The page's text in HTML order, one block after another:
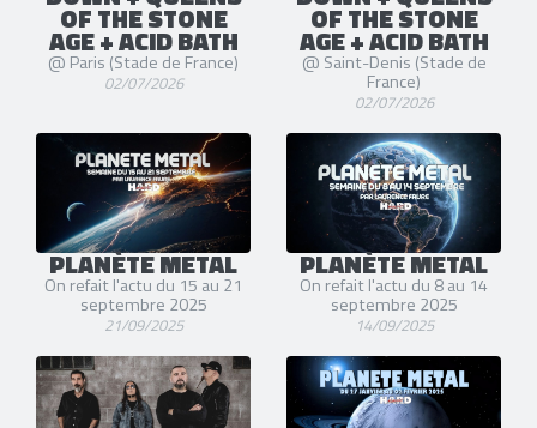
OF THE STONE
AGE + ACID BATH
@ Paris (Stade de France)
02/07/2026
OF THE STONE
AGE + ACID BATH
@ Saint-Denis (Stade de
France)
02/07/2026
PLANÈTE METAL
On refait l'actu du 15 au 21
septembre 2025
21/09/2025
PLANÈTE METAL
On refait l'actu du 8 au 14
septembre 2025
14/09/2025